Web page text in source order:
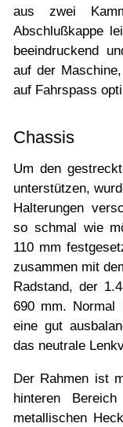
aus zwei
Abschlußkappe
beeindruckend
auf der
auf Fahrspass
Chassis
Um den
unterstützen,
Halterungen
so schmal wie
110 mm
zusammen mit
Radstand, der
690 mm. Normal
eine gut
das neutrale
Der Rahmen ist
hinteren
metallischen